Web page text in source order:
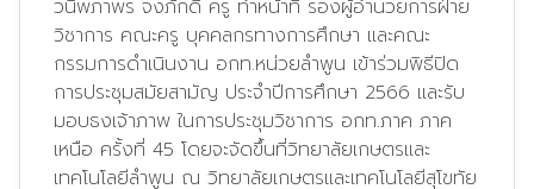
วนิพภาพร จงภักดี ครู ทำหน้าที่ รองผู้อำนวยการฝ่าย
วิชาการ คณะครู บุคคลกรทางการศึกษา และคณะ
กรรมการดำเนินงาน อกท.หน่วยลำพูน เข้าร่วมพิธีปิด
การประชุมสมัยสามัญ ประจำปีการศึกษา 2566 และรับ
มอบธงเจ้าภาพ ในการประชุมวิชาการ อกท.ภาค ภาค
เหนือ ครั้งที่ 45 โดยจะจัดขึ้นที่วิทยาลัยเกษตรและ
เทคโนโลยีลำพูน ณ วิทยาลัยเกษตรและเทคโนโลยีสุโขทัย